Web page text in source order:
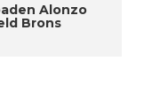
Alonzo
Brons